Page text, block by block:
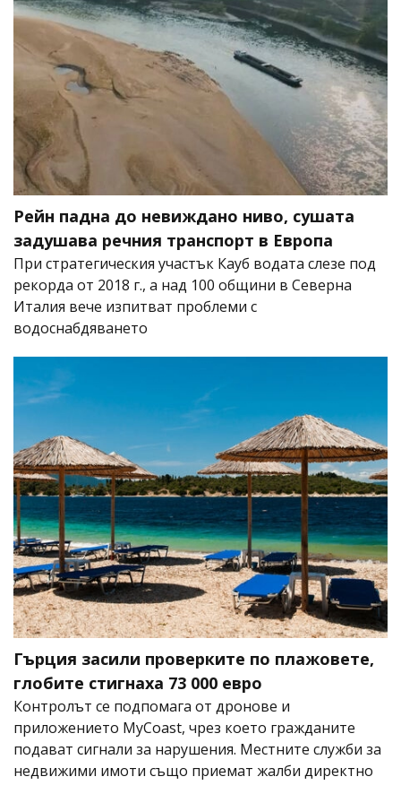
Рейн падна до невиждано ниво, сушата
задушава речния транспорт в Европа
При стратегическия участък Кауб водата слезе под
рекорда от 2018 г., а над 100 общини в Северна
Италия вече изпитват проблеми с
водоснабдяването
Гърция засили проверките по плажовете,
глобите стигнаха 73 000 евро
Контролът се подпомага от дронове и
приложението MyCoast, чрез което гражданите
подават сигнали за нарушения. Местните служби за
недвижими имоти също приемат жалби директно